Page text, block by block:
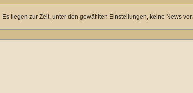
Es liegen zur Zeit, unter den gewählten Einstellungen, keine News vor.